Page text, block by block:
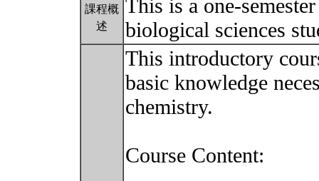
課程概
述
This is a one-
biological sciences
This introductory
basic knowledge
chemistry.
Course Content: